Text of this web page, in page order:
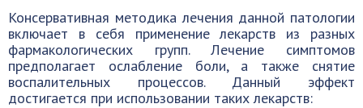
Консервативная методика лечения данной патологии
включает в себя применение лекарств из разных
фармакологических групп. Лечение симптомов
предполагает ослабление боли, а также снятие
воспалительных процессов. Данный эффект
достигается при использовании таких лекарств: